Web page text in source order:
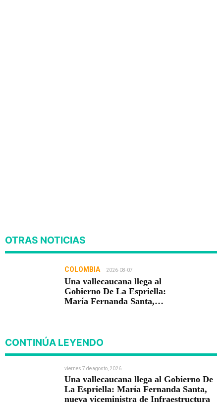
OTRAS NOTICIAS
COLOMBIA 2026-08-07
Una vallecaucana llega al
Gobierno De La Espriella:
María Fernanda Santa,
CONTINÚA LEYENDO
viernes 7 de agosto, 2026
Una vallecaucana llega al Gobierno De
La Espriella: María Fernanda Santa,
nueva viceministra de Infraestructura